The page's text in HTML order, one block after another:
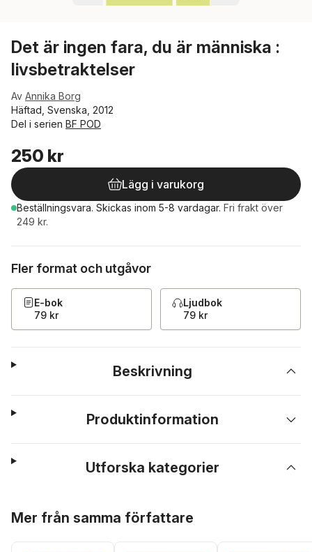
Det är ingen fara, du är människa :
livsbetraktelser
Av Annika Borg
Häftad, Svenska, 2012
Del i serien BF POD
250 kr
Lägg i varukorg
Beställningsvara. Skickas inom 5-8 vardagar. Fri frakt över
249 kr.
Fler format och utgåvor
E-bok
79 kr
Ljudbok
79 kr
Beskrivning
Produktinformation
Utforska kategorier
Mer från samma författare